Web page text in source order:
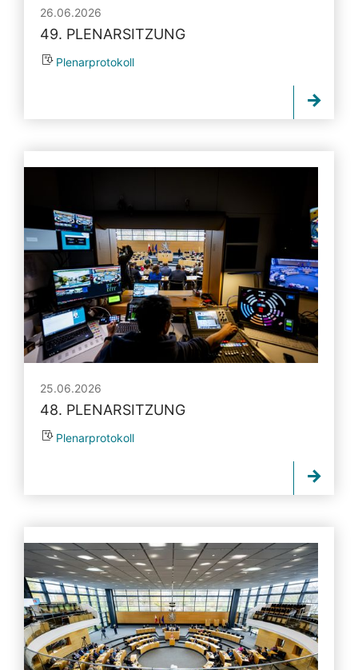
26.06.2026
49. PLENARSITZUNG
Plenarprotokoll
25.06.2026
48. PLENARSITZUNG
Plenarprotokoll